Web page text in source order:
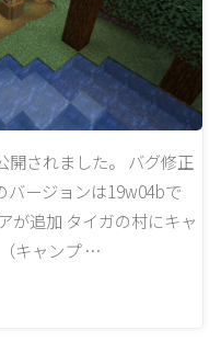
開されました。 バグ修正
バージョンは19w04bで
が追加 タイガの村にキャ
キャンプ …